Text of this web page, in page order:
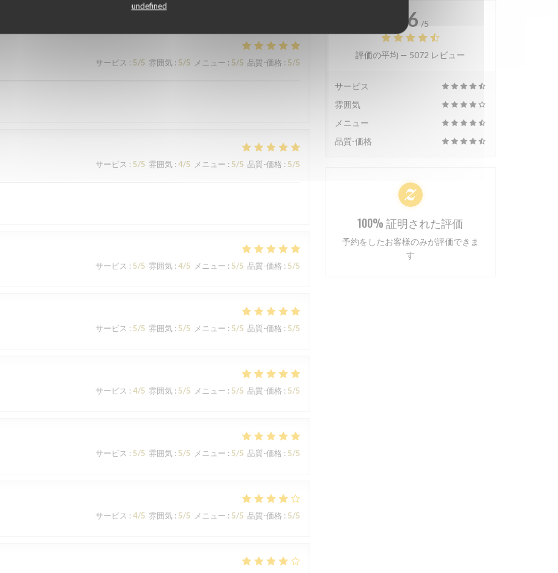
undefined
サービス : 5/5 雰囲気 : 5/5 メニュー : 5/5 品質-価格 : 5/5
サービス : 5/5 雰囲気 :4/5 メニュー : 5/5 品質-価格 : 5/5
サービス : 5/5 雰囲気 : 4/5 メニュー : 5/5 品質-価格 : 5/5
サービス : 5/5 雰囲気 : 5/5 メニュー : 5/5 品質-価格 : 5/5
サービス : 4/5 雰囲気 : 5/5 メニュー : 5/5 品質-価格 : 5/5
サービス : 5/5 雰囲気 : 5/5 メニュー : 5/5 品質-価格 : 5/5
サービス : 4/5 雰囲気 : 5/5 メニュー : 5/5 品質-価格 : 5/5
4.6 /5
評価の平均 — 5072 レビュー
サービス
雰囲気
メニュー
品質-価格
100% 証明された評価
予約をしたお客様のみが評価できま
す